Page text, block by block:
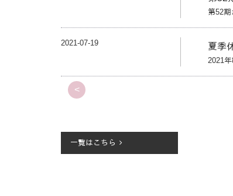
第52
2021-07-19 夏季
2021
<
一覧はこちら